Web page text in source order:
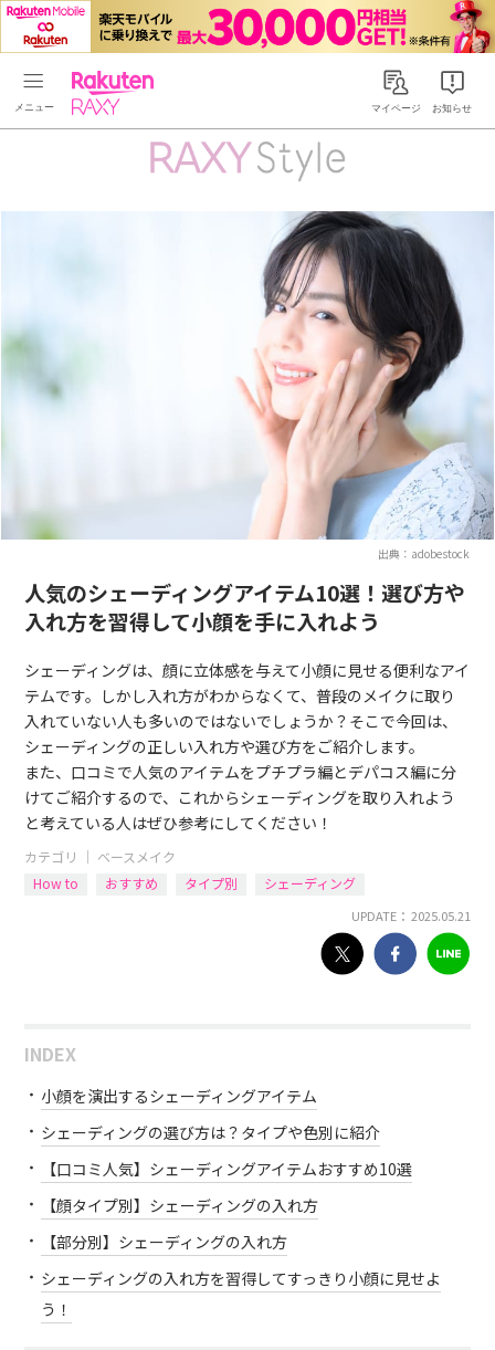
Rakuten RAXYマイページ お知らせ
出典：adobestock
人気のシェーディングアイテム10選！選び方や
入れ方を習得して小顔を手に入れよう
シェーディングは、顔に立体感を与えて小顔に見せる便利なアイ
テムです。しかし入れ方がわからなくて、普段のメイクに取り
入れていない人も多いのではないでしょうか？そこで今回は、
シェーディングの正しい入れ方や選び方をご紹介します。
また、口コミで人気のアイテムをプチプラ編とデパコス編に分
けてご紹介するので、これからシェーディングを取り入れよう
と考えている人はぜひ参考にしてください！
カテゴリ ｜ ベースメイク
How to
おすすめ タイプ別 シェーディング
UPDATE： 2025.05.21
INDEX
小顔を演出するシェーディングアイテム
シェーディングの選び方は？タイプや色別に紹介
【口コミ人気】シェーディングアイテムおすすめ10選
【顔タイプ別】シェーディングの入れ方
【部分別】シェーディングの入れ方
シェーディングの入れ方を習得してすっきり小顔に見せよ
う！